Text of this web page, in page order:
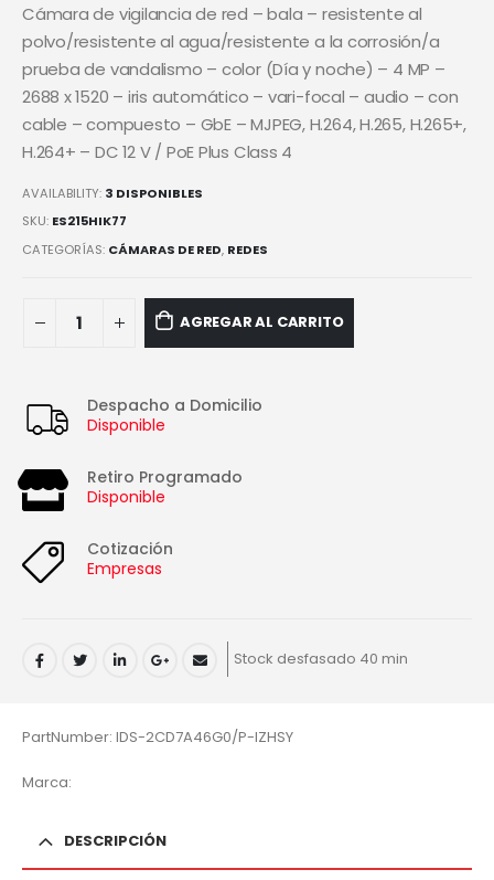
Cámara de vigilancia de red – bala – resistente al
polvo/resistente al agua/resistente a la corrosión/a
prueba de vandalismo – color (Día y noche) – 4 MP –
2688 x 1520 – iris automático – vari-focal – audio – con
cable – compuesto – GbE – MJPEG, H.264, H.265, H.265+,
H.264+ – DC 12 V / PoE Plus Class 4
AVAILABILITY: 3 DISPONIBLES
SKU: ES215HIK77
CATEGORÍAS: CÁMARAS DE RED, REDES
AGREGAR AL CARRITO
Despacho a Domicilio
Disponible
Retiro Programado
Disponible
Cotización
Empresas
Stock desfasado 40 min
PartNumber: IDS-2CD7A46G0/P-IZHSY
Marca:
DESCRIPCIÓN